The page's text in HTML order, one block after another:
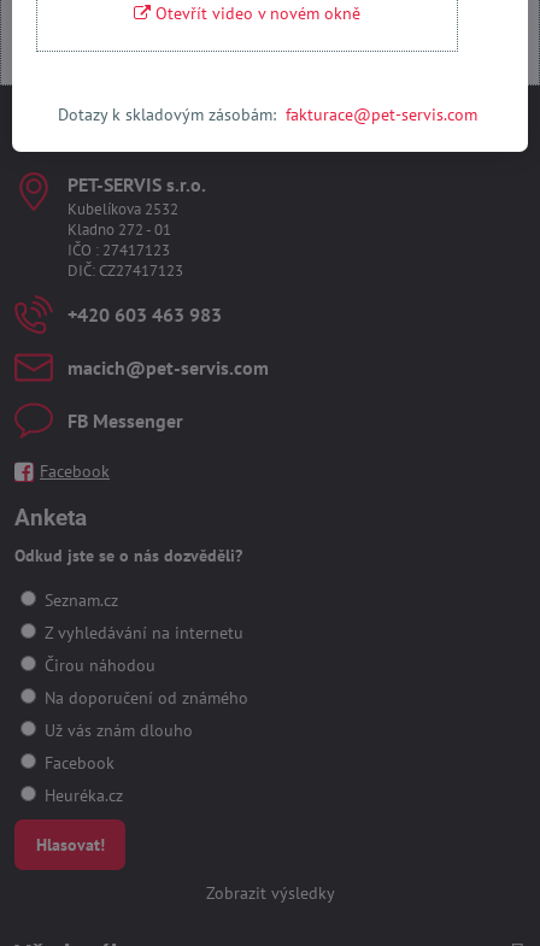
PET-SERVIS s​.r​.o​.
Kubelíkova 2532
Kladno 272 - 01
IČO : 27417123
DIČ: CZ27417123
+420 603 463 983
macich​@pet-servis​.com
FB Messenger
Facebook
Anketa
Odkud jste se o nás dozvěděli?
Seznam.cz
Z vyhledávání na internetu
Čirou náhodou
Na doporučení od známého
Už vás znám dlouho
Facebook
Heuréka.cz
Hlasovat!
Zobrazit výsledky
Otevřít video v novém okně
Dotazy k skladovým zásobám:fakturace@pet-servis.com